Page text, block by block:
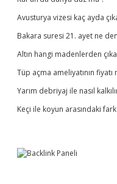
Avusturya vizesi kaç ayda
Bakara suresi 21. ayet ne
Altın hangi madenlerden
Tüp açma ameliyatının fiyatı
Yarım debriyaj ile nasıl
Keçi ile koyun arasındaki